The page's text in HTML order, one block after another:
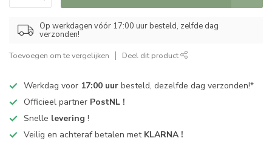
Op werkdagen vóór 17:00 uur besteld, zelfde dag
verzonden!
Toevoegen om te vergelijken Deel dit product
Werkdag voor 17:00 uur besteld, dezelfde dag verzonden!*
Officieel partner PostNL !
Snelle levering !
Veilig en achteraf betalen met KLARNA !